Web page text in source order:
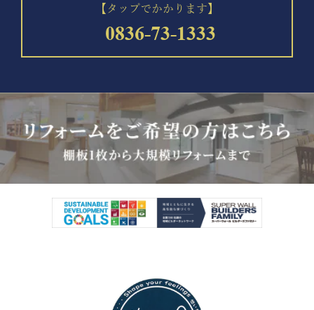
【タップでかかります】
0836-73-1333